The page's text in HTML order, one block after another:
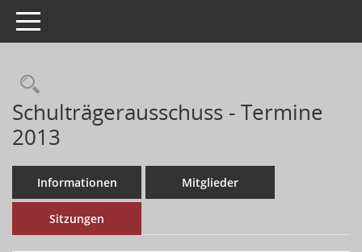
Toggle navigation
Schulträgerausschuss - Termine
2013
Informationen Mitglieder
Sitzungen